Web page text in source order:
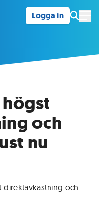
Logga in
och
nu
direktavkastning och